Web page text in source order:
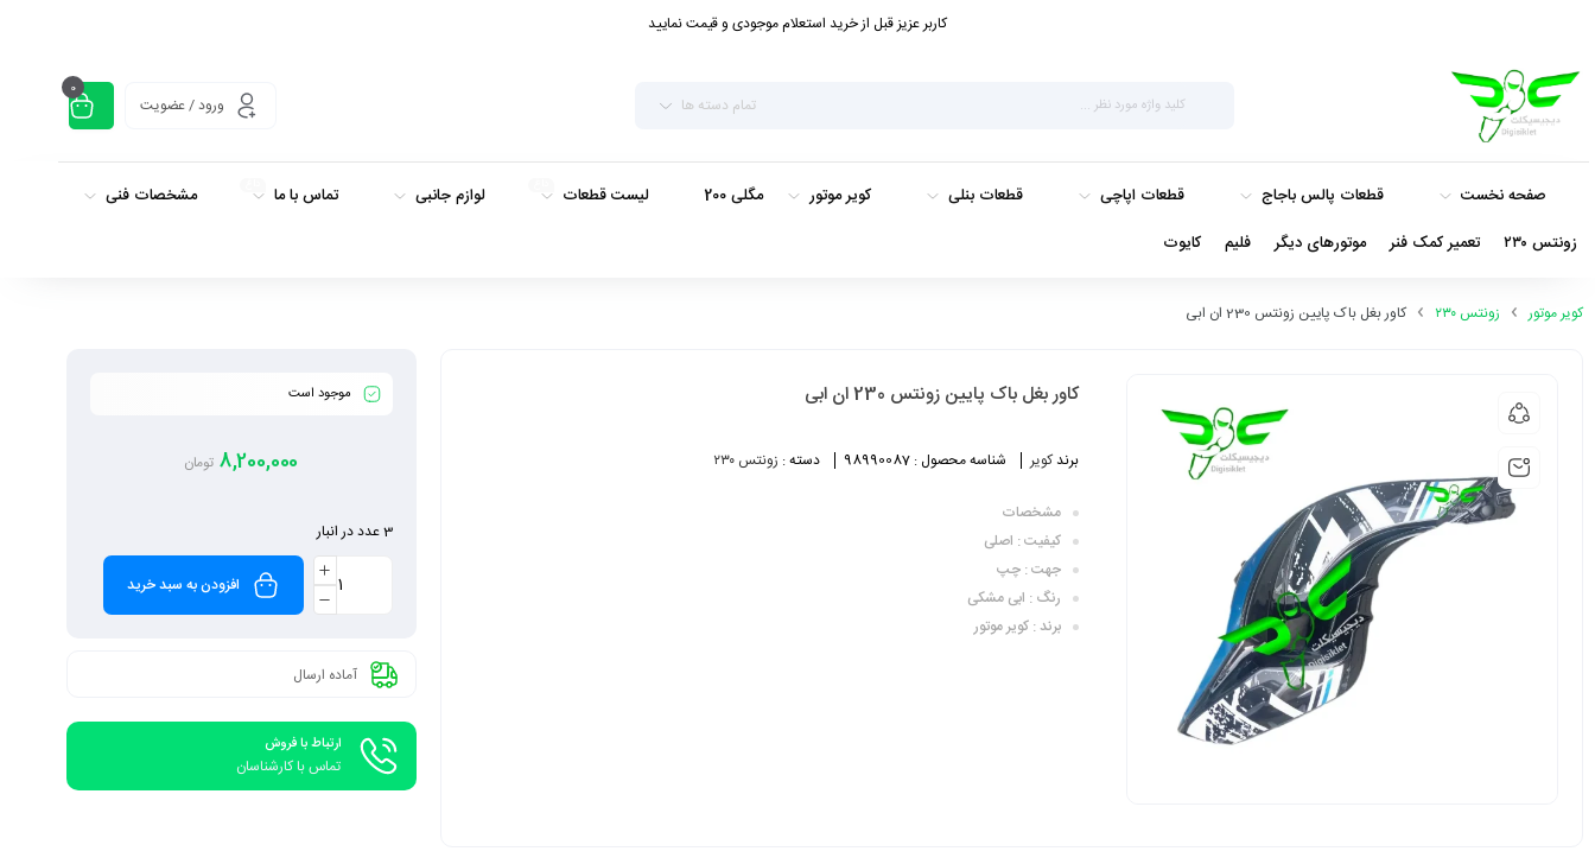
کاربر عزیز قبل از خرید استعلام موجودی و قیمت نمایید
تمام دسته ها ورود / عضویت
0
صفحه نخست قطعات پالس باجاج قطعات اپاچی قطعات بنلی کویر موتور مگلی 200 لیست قطعات لوازم جانبی تماس با ما
مشخصات فنی
زونتس ۲۳۰
تعمیر کمک فنر موتورهای دیگر فلیم کایوت
کویر موتور زونتس ۲۳۰ کاور بغل باک پایین زونتس 230 ان ابی
کاور بغل باک پایین زونتس 230 ان ابی
برندکویر شناسه محصول : 98990087 دسته : زونتس ۲۳۰
مشخصات
کیفیت : اصلی
جهت : چپ
رنگ : ابی مشکی
برند : کویر موتور
موجود است
8,200,000 تومان
3 عدد در انبار
افزودن به سبد خرید
آماده ارسال
ارتباط با فروش
تماس با کارشناسان